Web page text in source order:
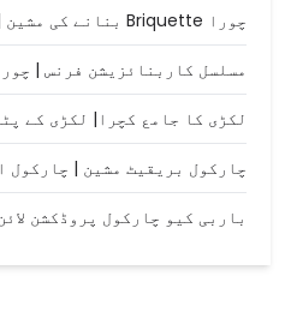
چورا Briquette بنانے کی مشین | بایوماس بریقیٹ مشین
مسلسل کاربنائزیشن فرنس |
لکڑی کا جامع کچرا| لکڑی کے
چارکول بریقیٹ مشین | چارکول
باربی کیو چارکول پروڈکشن